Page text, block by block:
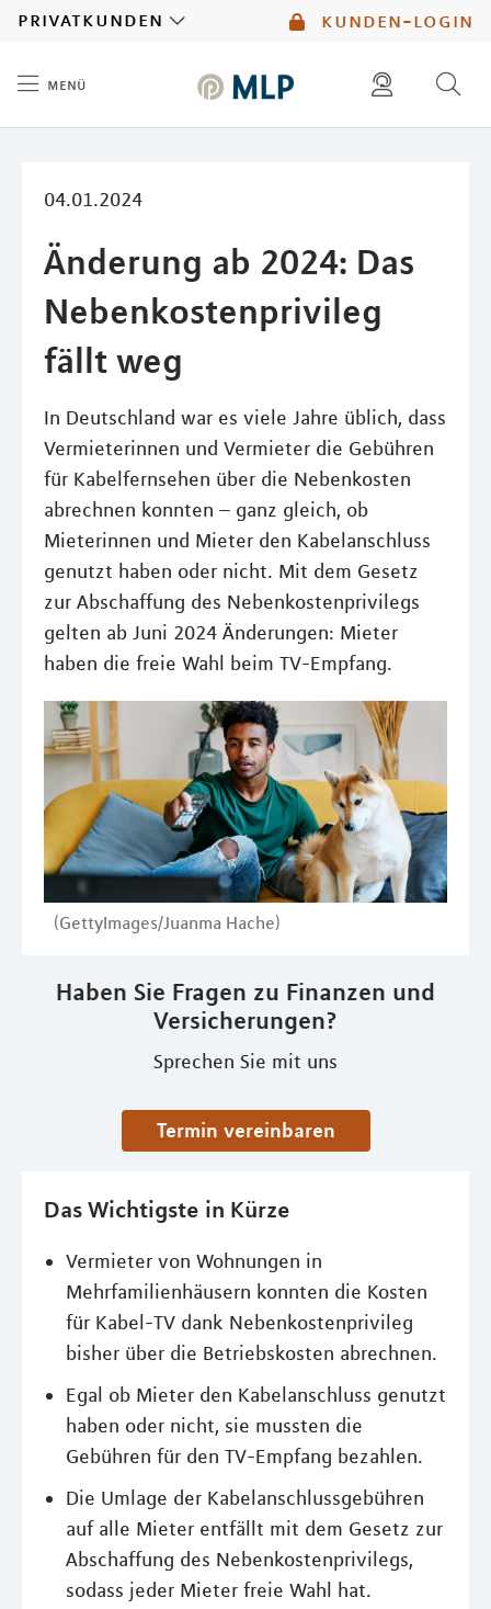
kunden-login
privatkunden
menü
04.01.2024
Änderung ab 2024: Das
Nebenkostenprivileg
fällt weg
In Deutschland war es viele Jahre üblich, dass
Vermieterinnen und Vermieter die Gebühren
für Kabelfernsehen über die Nebenkosten
abrechnen konnten – ganz gleich, ob
Mieterinnen und Mieter den Kabelanschluss
genutzt haben oder nicht. Mit dem Gesetz
zur Abschaffung des Nebenkostenprivilegs
gelten ab Juni 2024 Änderungen: Mieter
haben die freie Wahl beim TV-Empfang.
(GettyImages/Juanma Hache)
Haben Sie Fragen zu Finanzen und
Versicherungen?
Sprechen Sie mit uns
Termin vereinbaren
Das Wichtigste in Kürze
Vermieter von Wohnungen in
Mehrfamilienhäusern konnten die Kosten
für Kabel-TV dank Nebenkostenprivileg
bisher über die Betriebskosten abrechnen.
Egal ob Mieter den Kabelanschluss genutzt
haben oder nicht, sie mussten die
Gebühren für den TV-Empfang bezahlen.
Die Umlage der Kabelanschlussgebühren
auf alle Mieter entfällt mit dem Gesetz zur
Abschaffung des Nebenkostenprivilegs,
sodass jeder Mieter freie Wahl hat.